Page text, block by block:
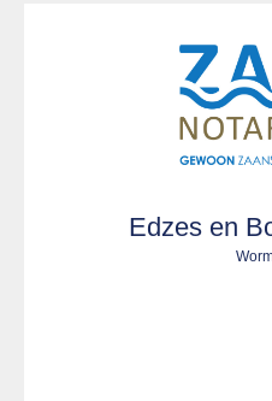
Edzes en